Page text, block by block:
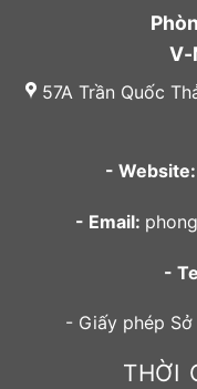
V-
57A Trần Quốc
- Website:
- Email:
-
- Giấy phép
THỜI